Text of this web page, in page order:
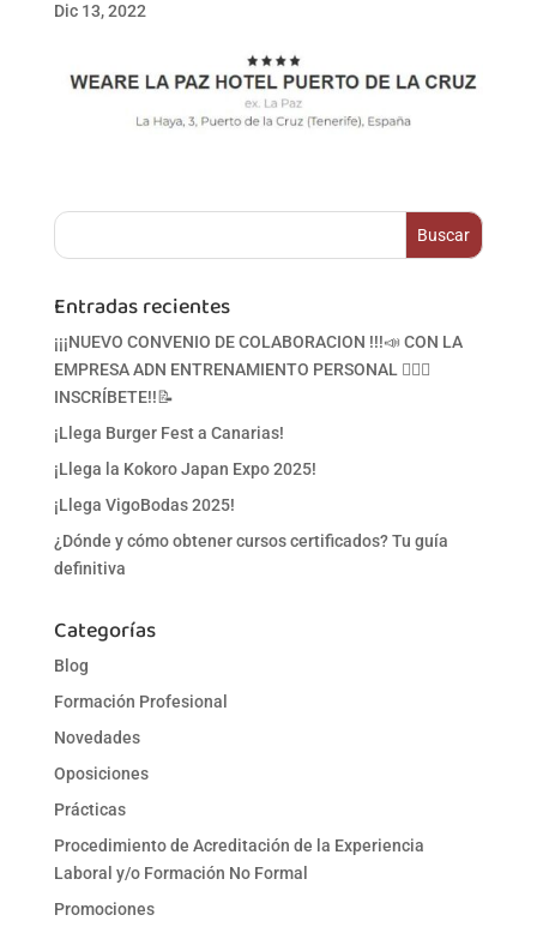
Dic 13, 2022
Entradas recientes
¡¡¡NUEVO CONVENIO DE COLABORACION !!!📣 CON LA
EMPRESA ADN ENTRENAMIENTO PERSONAL 🏋‍♀🥋
INSCRÍBETE!!📝
¡Llega Burger Fest a Canarias!
¡Llega la Kokoro Japan Expo 2025!
¡Llega VigoBodas 2025!
¿Dónde y cómo obtener cursos certificados? Tu guía
definitiva
Categorías
Blog
Formación Profesional
Novedades
Oposiciones
Prácticas
Procedimiento de Acreditación de la Experiencia
Laboral y/o Formación No Formal
Promociones